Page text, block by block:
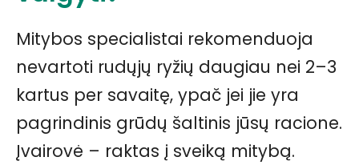
Mitybos specialistai rekomenduoja
nevartoti rudųjų ryžių daugiau nei 2–3
kartus per savaitę, ypač jei jie yra
pagrindinis grūdų šaltinis jūsų racione.
Įvairovė – raktas į sveiką mitybą.